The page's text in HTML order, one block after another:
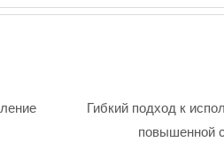
Гибкий подход к
повышенной